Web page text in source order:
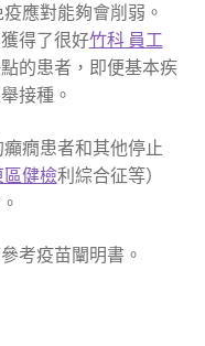
應對能夠會削弱。
得了很好竹科 員工
的患者，即便基本疾
接種。
癇患者和其他停止
區健檢利綜合征等）
考疫苗闡明書。